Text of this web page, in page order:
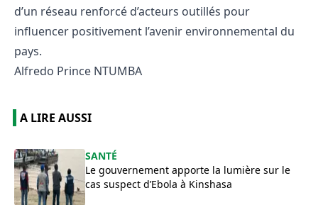
d’un réseau renforcé d’acteurs outillés pour
influencer positivement l’avenir environnemental du
pays.
Alfredo Prince NTUMBA
A LIRE AUSSI
SANTÉ
Le gouvernement apporte la lumière sur le
cas suspect d’Ebola à Kinshasa